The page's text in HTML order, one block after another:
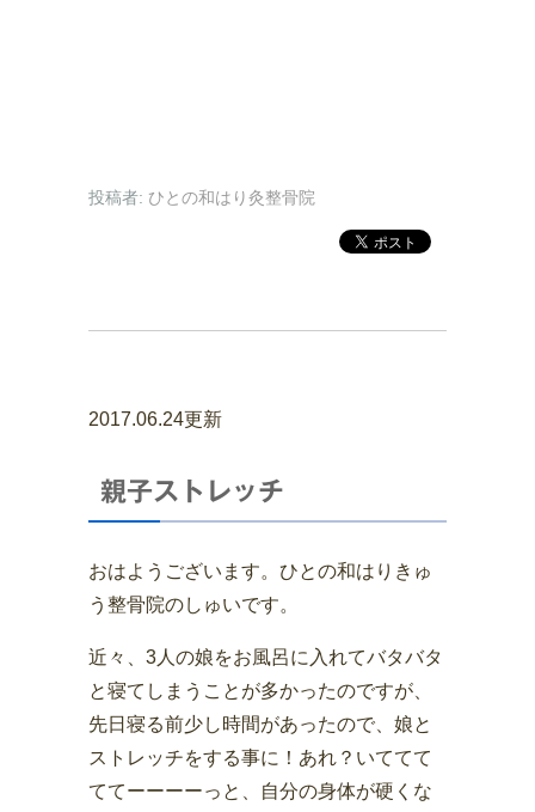
投稿者: ひとの和はり灸整骨院
2017.06.24更新
親子ストレッチ
おはようございます。ひとの和はりきゅ
う整骨院のしゅいです。
近々、3人の娘をお風呂に入れてバタバタ
と寝てしまうことが多かったのですが、
先日寝る前少し時間があったので、娘と
ストレッチをする事に！あれ？いててて
ててーーーーっと、自分の身体が硬くな